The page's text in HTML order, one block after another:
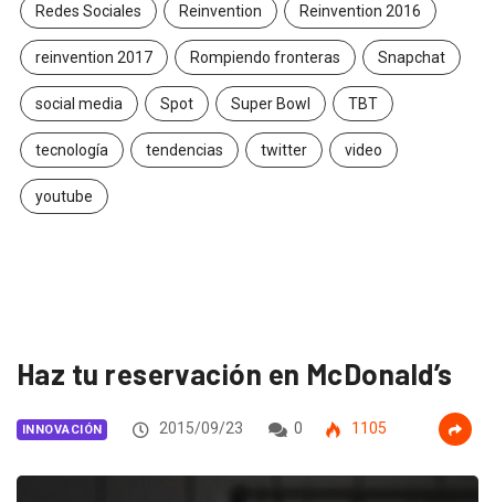
Redes Sociales Reinvention Reinvention 2016
reinvention 2017 Rompiendo fronteras Snapchat
social media Spot Super Bowl TBT
tecnología tendencias twitter video
youtube
Haz tu reservación en McDonald’s
INNOVACIÓN 2015/09/23 0 1105